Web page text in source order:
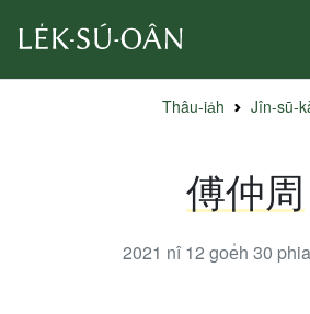
Thâu-ia̍h Jîn-sū-
傅仲周
2021 nî 12 goe̍h 30